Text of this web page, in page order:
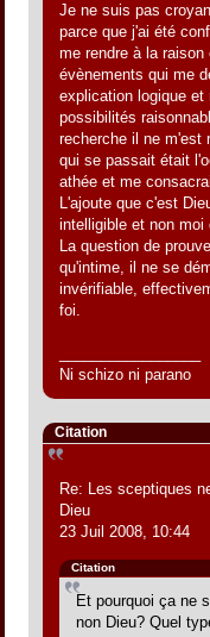
Je ne suis pas
parce que j'ai été
me rendre à la
évènements qui me
explication logique et
possibilités
recherche il ne m'est
qui se passait était
athée et me
L'ajoute que c'est
intelligible et non moi
La question de
qu'intime, il ne se
invérifiable,
foi.
Ni schizo ni parano
Citation
Re: Les sceptiques
Dieu
23 Juil 2008, 10:44
Citation
Et pourquoi ça ne
non Dieu? Quel